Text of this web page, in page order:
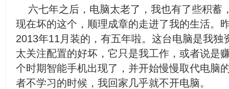
六七年之后，电脑太老了，我也有了些积蓄
现在坏的这个，顺理成章的走进了我的生活。
2013年11月装的，有五年啦。这台电脑是我独
太关注配置的好坏，它只是我工作，或者说是
个时期智能手机出现了，并开始慢慢取代电脑
者不学习的时候，我回家几乎就不开电脑。